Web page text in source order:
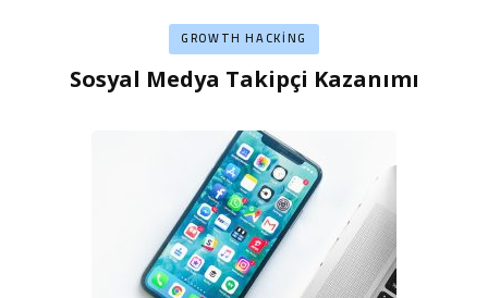
GROWTH HACKING
Sosyal Medya Takipçi Kazanımı